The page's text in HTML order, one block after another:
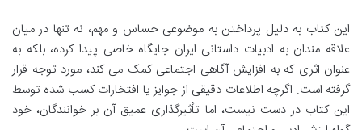
این کتاب به دلیل پرداختن به موضوعی حساس و مهم، نه تنها در میان
علاقه مندان به ادبیات داستانی ایران جایگاه خاصی پیدا کرده، بلکه به
عنوان اثری که به افزایش آگاهی اجتماعی کمک می کند، مورد توجه قرار
گرفته است. اگرچه اطلاعات دقیقی از جوایز یا افتخارات کسب شده توسط
این کتاب در دست نیست، اما تأثیرگذاری عمیق آن بر خوانندگان، خود